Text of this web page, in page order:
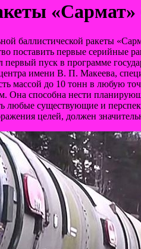
«Сармат»
баллистической ракеты
поставить первые серийные
пуск в программе
центра имени В. П. Макеева,
массой до 10 тонн в любую
Она способна нести
любые существующие и
целей, должен